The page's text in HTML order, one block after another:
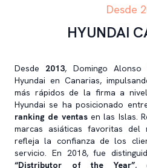
Desde
HYUNDAI
Desde 2013, Domingo
Hyundai en Canarias,
más rápidos de la firma a
Hyundai se ha posicionado
ranking de ventasen las Islas.
marcas asiáticas favoritas del
refleja la confianza de los
servicio. En 2018, fue
“Distributor of the Year”,